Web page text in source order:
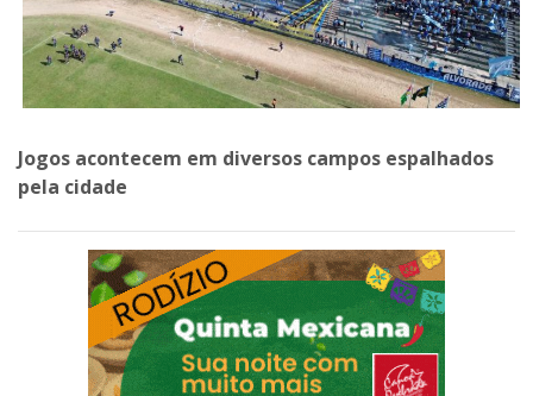
Jogos acontecem em diversos campos espalhados
pela cidade